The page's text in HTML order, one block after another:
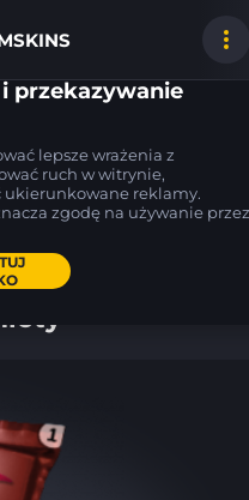
FN
FAMAS
Meow 36
przekazywanie
lepsze wrażenia z
ruch w witrynie,
ukierunkowane reklamy.
zgodę na używanie przez